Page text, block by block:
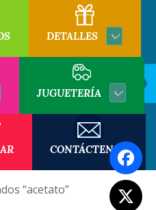
DETALLES
JUGUETERÍA
CONTÁCTENOS
“acetato”